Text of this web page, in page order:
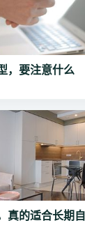
，要注意什么
真的适合长期